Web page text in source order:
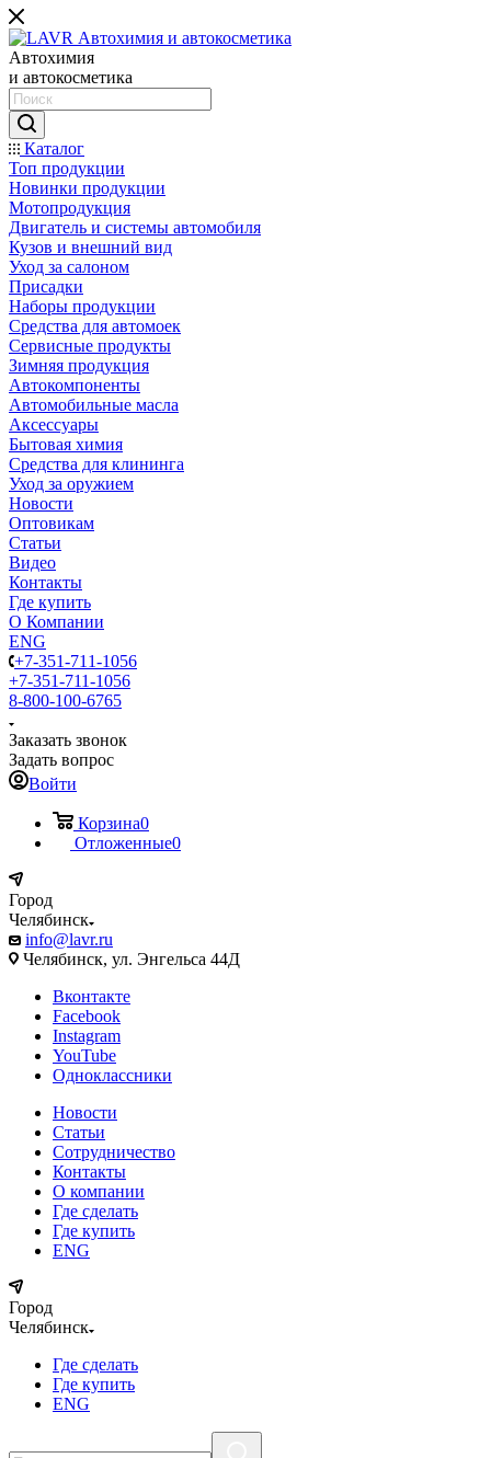
Автохимия
и автокосметика
Каталог
Топ продукции
Новинки продукции
Мотопродукция
Двигатель и системы автомобиля
Кузов и внешний вид
Уход за салоном
Присадки
Наборы продукции
Средства для автомоек
Сервисные продукты
Зимняя продукция
Автокомпоненты
Автомобильные масла
Аксессуары
Бытовая химия
Средства для клининга
Уход за оружием
Новости
Оптовикам
Статьи
Видео
Контакты
Где купить
О Компании
ENG
+7-351-711-1056
+7-351-711-1056
8-800-100-6765
Заказать звонок
Задать вопрос
Войти
Корзина0
Отложенные0
Город
Челябинск
info@lavr.ru
Челябинск, ул. Энгельса 44Д
Вконтакте
Facebook
Instagram
YouTube
Одноклассники
Новости
Статьи
Сотрудничество
Контакты
О компании
Где сделать
Где купить
ENG
Город
Челябинск
Где сделать
Где купить
ENG